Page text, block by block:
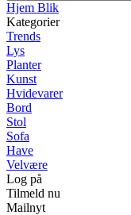
Hjem Blik
Kategorier
Trends
Lys
Planter
Kunst
Hvidevarer
Bord
Stol
Sofa
Have
Velvære
Log på
Tilmeld nu
Mailnyt